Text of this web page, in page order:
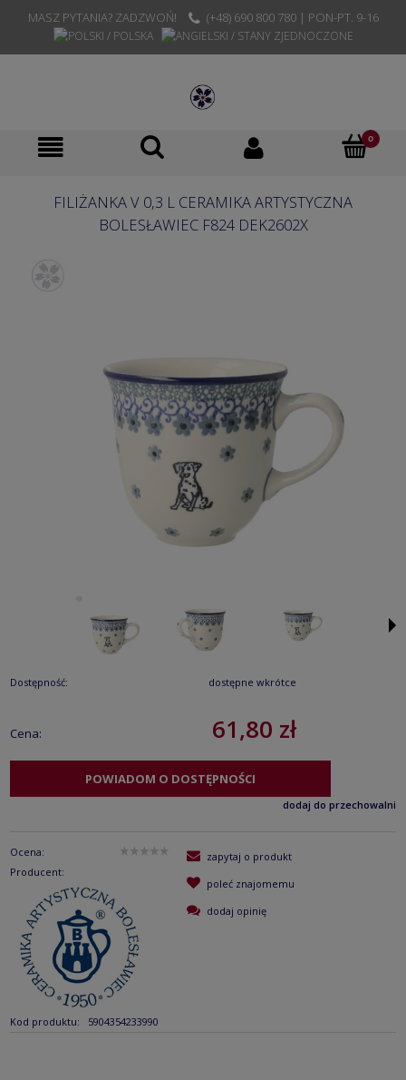
MASZ PYTANIA? ZADZWOŃ! (+48) 690 800 780 | PON-PT. 9-16
FILIŻANKA V 0,3 L CERAMIKA ARTYSTYCZNA
BOLESŁAWIEC F824 DEK2602X
Dostępność: dostępne wkrótce
Cena: 61,80 zł
POWIADOM O DOSTĘPNOŚCI
dodaj do przechowalni
Ocena:
Producent:
Kod produktu: 5904354233990
zapytaj o produkt
poleć znajomemu
dodaj opinię